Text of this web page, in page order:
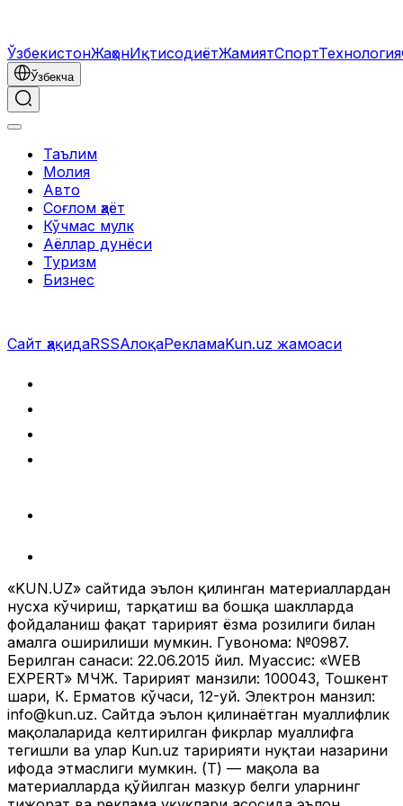
ЎзбекистонЖаҳонИқтисодиётЖамиятСпортТехнология
Ўзбекча
Таълим
Молия
Авто
Соғлом ҳаёт
Кўчмас мулк
Аёллар дунёси
Туризм
Бизнес
Сайт ҳақидаRSSАлоқаРекламаKun.uz жамоаси
«KUN.UZ» сайтида эълон қилинган материаллардан
нусха кўчириш, тарқатиш ва бошқа шаклларда
фойдаланиш фақат таҳририят ёзма розилиги билан
амалга оширилиши мумкин. Гувоҳнома: №0987.
Берилган санаси: 22.06.2015 йил. Муассис: «WEB
EXPERT» МЧЖ. Таҳририят манзили: 100043, Тошкент
шаҳри, К. Ерматов кўчаси, 12-уй. Электрон манзил:
info@kun.uz. Сайтда эълон қилинаётган муаллифлик
мақолаларида келтирилган фикрлар муаллифга
тегишли ва улар Kun.uz таҳририяти нуқтаи назарини
ифода этмаслиги мумкин. (Т) — мақола ва
материалларда қўйилган мазкур белги уларнинг